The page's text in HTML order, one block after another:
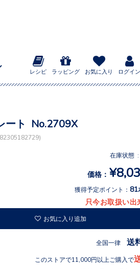
レシピ ラッピング お気に入り ログイン
ート No.2709X
在庫状態 :
価格：
獲得予定ポイント： 81
只今お取扱い出
お気に入り追加
全国一律 送
このストアで11,000円以上ご購入で